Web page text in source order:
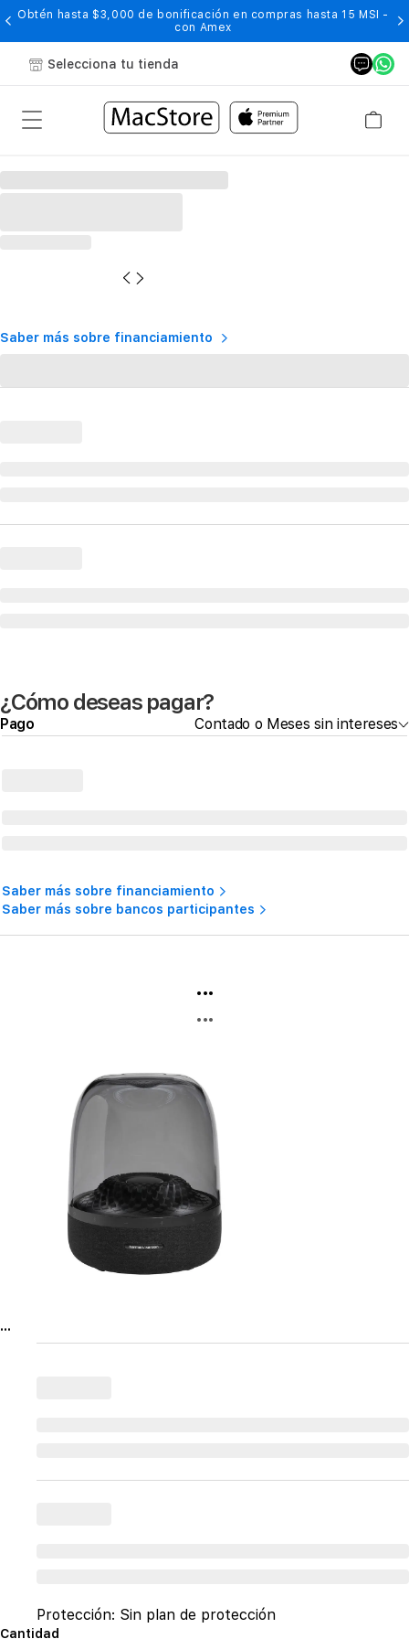
Obtén hasta $3,000 de bonificación en compras hasta 15 MSI -
con Amex
Selecciona tu tienda
Saber más sobre financiamiento
¿Cómo deseas pagar?
Pago Contado o Meses sin intereses
Saber más sobre financiamiento
Saber más sobre bancos participantes
...
...
...
Protección: Sin plan de protección
Cantidad